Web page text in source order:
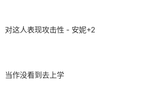
对这人表现攻击性 - 安妮+2
当作没看到去上学